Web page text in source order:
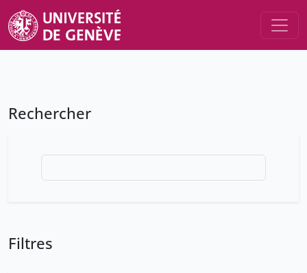
Rechercher
Filtres